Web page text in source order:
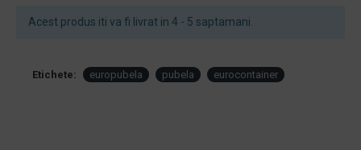
Acest produs iti va fi livrat in 4 - 5 saptamani.
Etichete: europubela pubela eurocontainer